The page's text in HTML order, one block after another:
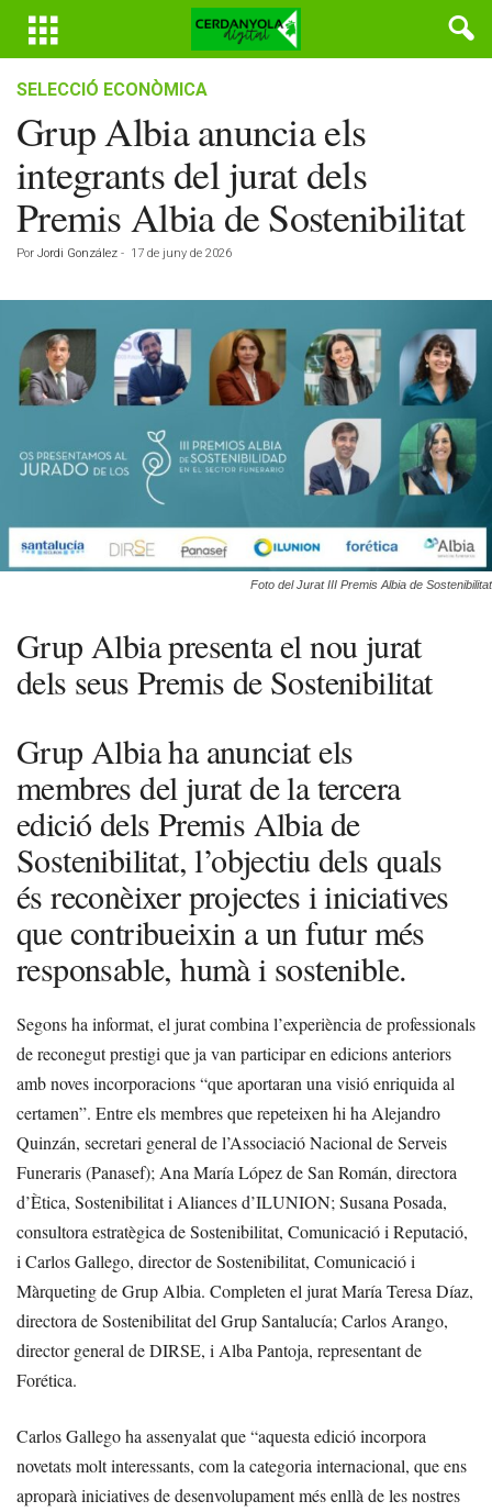
SELECCIÓ ECONÒMICA
Grup Albia anuncia els
integrants del jurat dels
Premis Albia de Sostenibilitat
Por Jordi González - 17 de juny de 2026
Foto del Jurat III Premis Albia de Sostenibilitat
Grup Albia presenta el nou jurat
dels seus Premis de Sostenibilitat
Grup Albia ha anunciat els
membres del jurat de la tercera
edició dels Premis Albia de
Sostenibilitat, l’objectiu dels quals
és reconèixer projectes i iniciatives
que contribueixin a un futur més
responsable, humà i sostenible.
Segons ha informat, el jurat combina l’experiència de professionals
de reconegut prestigi que ja van participar en edicions anteriors
amb noves incorporacions “que aportaran una visió enriquida al
certamen”. Entre els membres que repeteixen hi ha Alejandro
Quinzán, secretari general de l’Associació Nacional de Serveis
Funeraris (Panasef); Ana María López de San Román, directora
d’Ètica, Sostenibilitat i Aliances d’ILUNION; Susana Posada,
consultora estratègica de Sostenibilitat, Comunicació i Reputació,
i Carlos Gallego, director de Sostenibilitat, Comunicació i
Màrqueting de Grup Albia. Completen el jurat María Teresa Díaz,
directora de Sostenibilitat del Grup Santalucía; Carlos Arango,
director general de DIRSE, i Alba Pantoja, representant de
Forética.
Carlos Gallego ha assenyalat que “aquesta edició incorpora
novetats molt interessants, com la categoria internacional, que ens
aproparà iniciatives de desenvolupament més enllà de les nostres